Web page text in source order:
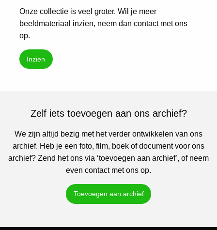
Onze collectie is veel groter. Wil je meer
beeldmateriaal inzien, neem dan contact met ons
op.
Inzien
Zelf iets toevoegen aan ons archief?
We zijn altijd bezig met het verder ontwikkelen van ons
archief. Heb je een foto, film, boek of document voor ons
archief? Zend het ons via ‘toevoegen aan archief’, of neem
even contact met ons op.
Toevoegen aan archief